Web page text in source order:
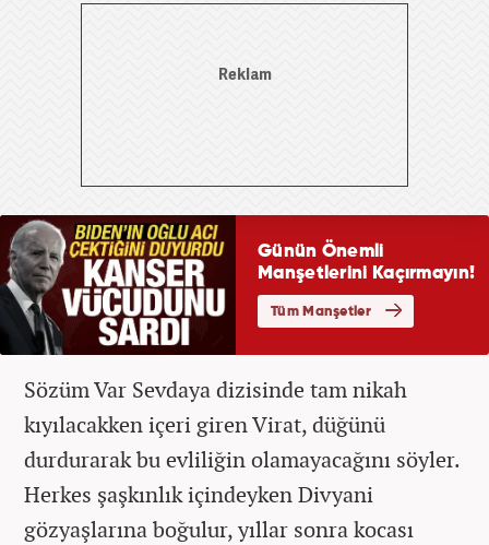
Sözüm Var Sevdaya dizisinde tam nikah
kıyılacakken içeri giren Virat, düğünü
durdurarak bu evliliğin olamayacağını söyler.
Herkes şaşkınlık içindeyken Divyani
gözyaşlarına boğulur, yıllar sonra kocası